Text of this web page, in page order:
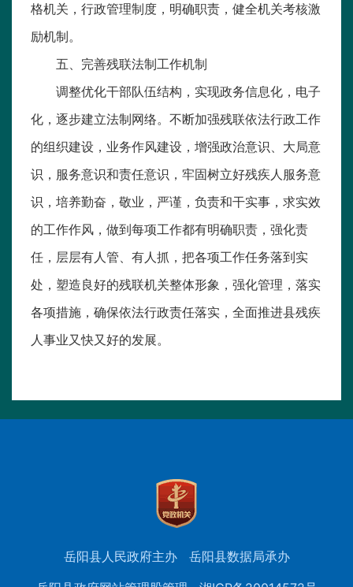
格机关，行政管理制度，明确职责，健全机关考核激
励机制。
五、完善残联法制工作机制
调整优化干部队伍结构，实现政务信息化，电子
化，逐步建立法制网络。不断加强残联依法行政工作
的组织建设，业务作风建设，增强政治意识、大局意
识，服务意识和责任意识，牢固树立好残疾人服务意
识，培养勤奋，敬业，严谨，负责和干实事，求实效
的工作作风，做到每项工作都有明确职责，强化责
任，层层有人管、有人抓，把各项工作任务落到实
处，塑造良好的残联机关整体形象，强化管理，落实
各项措施，确保依法行政责任落实，全面推进县残疾
人事业又快又好的发展。
岳阳县人民政府主办
岳阳县数据局承办